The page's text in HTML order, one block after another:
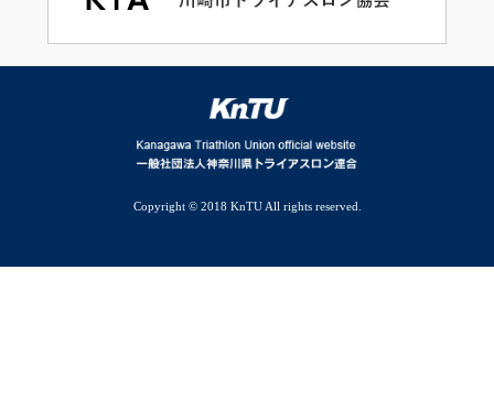
Copyright © 2018 KnTU All rights reserved.